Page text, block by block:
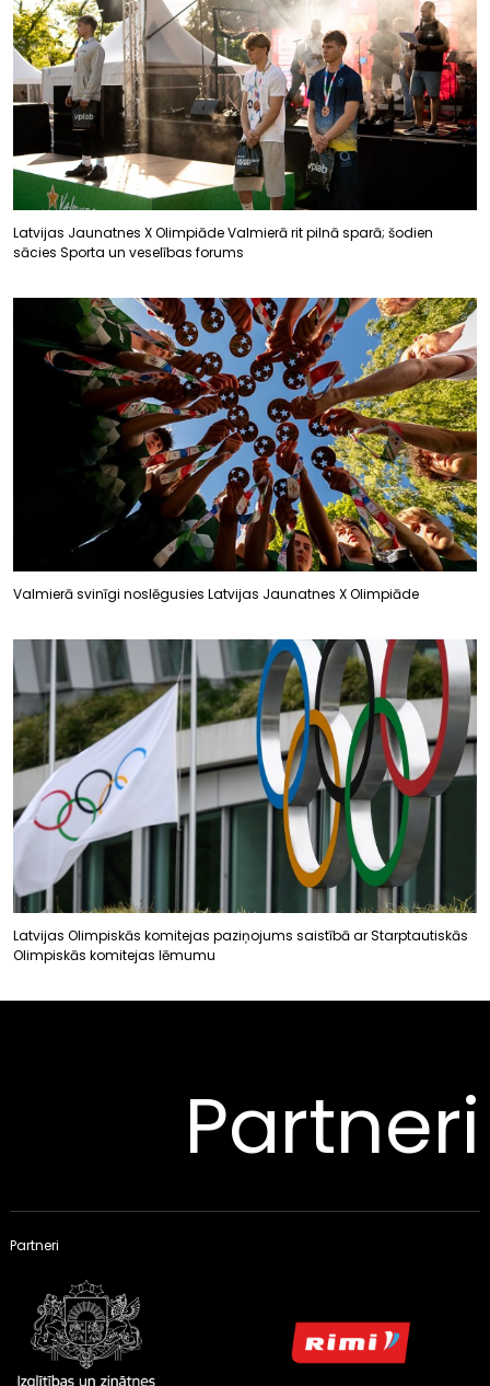
Latvijas Jaunatnes X Olimpiāde Valmierā rit pilnā sparā; šodien
sācies Sporta un veselības forums
Valmierā svinīgi noslēgusies Latvijas Jaunatnes X Olimpiāde
Latvijas Olimpiskās komitejas paziņojums saistībā ar Starptautiskās
Olimpiskās komitejas lēmumu
Partneri
Partneri